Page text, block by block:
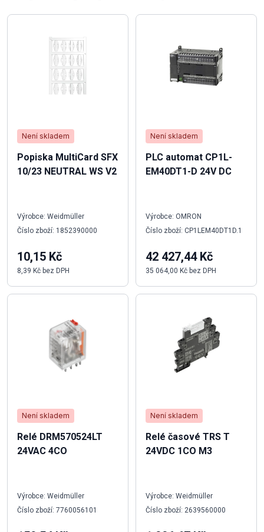
Není skladem
Popiska MultiCard SFX
10/23 NEUTRAL WS V2
Výrobce: Weidmüller
Číslo zboží: 1852390000
10,15 Kč
8,39 Kč bez DPH
Není skladem
Relé DRM570524LT
24VAC 4CO
Výrobce: Weidmüller
Číslo zboží: 7760056101
Není skladem
PLC automat CP1L-
EM40DT1-D 24V DC
Výrobce: OMRON
Číslo zboží: CP1LEM40DT1D.1
42 427,44 Kč
35 064,00 Kč bez DPH
Není skladem
Relé časové TRS T
24VDC 1CO M3
Výrobce: Weidmüller
Číslo zboží: 2639560000